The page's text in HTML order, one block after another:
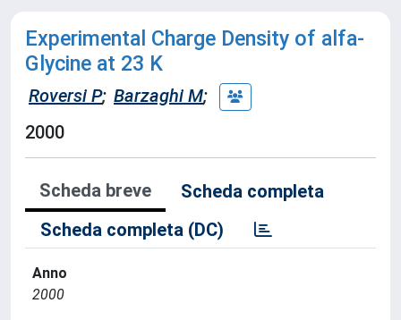
Experimental Charge Density of alfa-
Glycine at 23 K
Roversi P; Barzaghi M;
2000
Scheda breve
Scheda completa
Scheda completa (DC)
Anno
2000